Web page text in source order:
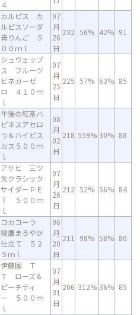
４
カルピス カ
ルピスソーダ
青りんご ５
００ｍｌ
07
月
26
日
232 56% 42% 91
シュウェップ
ス フルーツ
ビネガーゼ
ロ ４１０ｍ
ｌ
07
月
25
日
225 57% 63% 85
午後の紅茶ハ
ピネスアセロ
ラ＆ハイビス
カス５００ｍ
ｌ
08
月
02
日
218 559% 30% 88
アサヒ 三ツ
矢クラシック
サイダーＰＥ
Ｔ ５００ｍ
ｌ
07
月
26
日
212 52% 56% 84
コカコーラ
綾鷹まろやか
仕立て ５２
５ｍｌ
06
月
20
日
211 98% 58% 80
伊藤園 Ｔ
Ｔ ローズ＆
ピーチティ
ー ５００ｍ
ｌ
07
月
31
日
206 312% 36% 85